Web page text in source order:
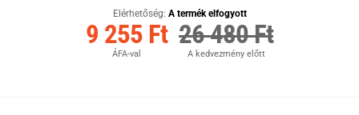
Elérhetőség: A termék elfogyott
9 255 Ft
ÁFA-val
26 480 Ft
A kedvezmény előtt